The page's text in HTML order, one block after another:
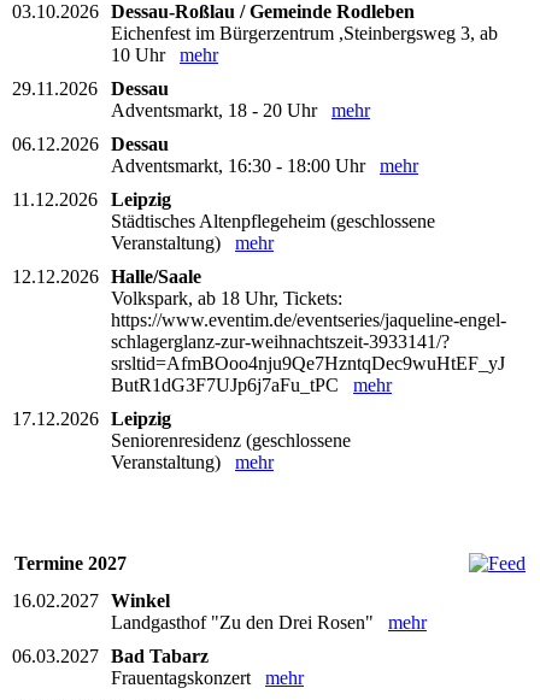
03.10.2026 Dessau-Roßlau / Gemeinde Rodleben
Eichenfest im Bürgerzentrum ,Steinbergsweg 3, ab
10 Uhr mehr
29.11.2026
Dessau
Adventsmarkt, 18 - 20 Uhr mehr
06.12.2026 Dessau
Adventsmarkt, 16:30 - 18:00 Uhr mehr
11.12.2026
Leipzig
Städtisches Altenpflegeheim (geschlossene
Veranstaltung) mehr
12.12.2026 Halle/Saale
Volkspark, ab 18 Uhr, Tickets:
https://www.eventim.de/eventseries/jaqueline-engel-
schlagerglanz-zur-weihnachtszeit-3933141/?
srsltid=AfmBOoo4nju9Qe7HzntqDec9wuHtEF_yJ
ButR1dG3F7UJp6j7aFu_tPC mehr
17.12.2026 Leipzig
Seniorenresidenz (geschlossene
Veranstaltung) mehr
Termine 2027
16.02.2027 Winkel
Landgasthof "Zu den Drei Rosen" mehr
06.03.2027 Bad Tabarz
Frauentagskonzert mehr